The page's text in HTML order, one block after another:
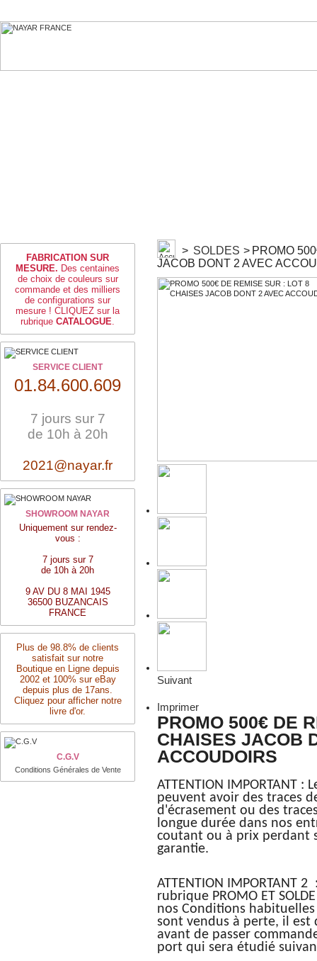
FABRICATION SUR
MESURE. Des centaines
de choix de couleurs sur
commande et des milliers
de configurations sur
mesure ! CLIQUEZ sur la
rubrique CATALOGUE.
SERVICE CLIENT
01.84.600.609
7 jours sur 7
de 10h à 20h
2021@nayar.fr
SHOWROOM NAYAR
Uniquement sur rendez-
vous :
7 jours sur 7
de 10h à 20h
9 AV DU 8 MAI 1945
36500 BUZANCAIS
FRANCE
Plus de 98.8% de clients
satisfait sur notre
Boutique en Ligne depuis
2002 et 100% sur eBay
depuis plus de 17ans.
Cliquez pour afficher notre
livre d'or.
C.G.V
Conditions Générales de Vente
> SOLDES > PROMO
JACOB DONT 2 AVEC
Suivant
Imprimer
PROMO 500€ DE
CHAISES JACOB
ACCOUDOIRS
ATTENTION IMPORTANT
peuvent avoir des traces
d'écrasement ou des
longue durée dans nos
coutant ou à prix perdant
garantie.
ATTENTION IMPORTANT
rubrique PROMO ET
nos Conditions
sont vendus à perte, il
avant de passer
port qui sera étudié